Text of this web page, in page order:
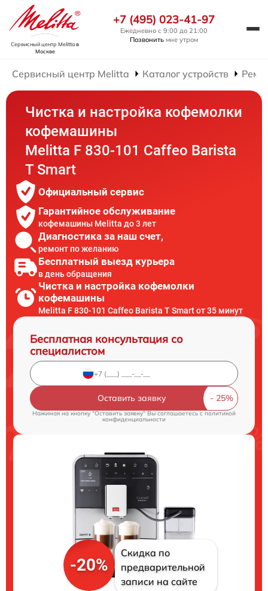
Сервисный центр Melittaв
Москве
+7 (495) 023-41-97
Ежедневно с 9:00 до 21:00
Позвонить мне утром
Сервисный центр Melitta Каталог устройств
Чистка и настройка кофемолки
кофемашины
Melitta F 830-101 Caffeo Barista
T Smart
Официальный сервис
Гарантийное обслуживание
кофемашины Melitta до 3 лет
Диагностика за наш счет,
ремонт по желанию
Бесплатный выезд курьера
в день обращения
Чистка и настройка кофемолки
кофемашины
Melitta F 830-101 Caffeo Barista T Smart от 35 минут
Бесплатная консультация со
специалистом
Оставить заявку
Нажимая на кнопку "Оставить заявку" Вы соглашаетесь cполитикой
конфиденциальности
-20%
Скидка по
предварительной
записи на сайте